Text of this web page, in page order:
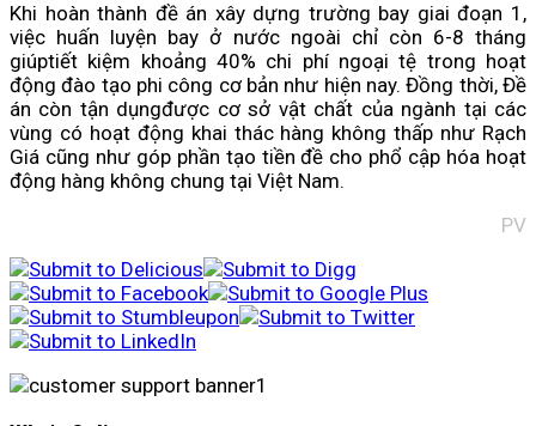
Khi hoàn thành đề án xây dựng trường bay giai đoạn 1,
việc huấn luyện bay ở nước ngoài chỉ còn 6-8 tháng
giúptiết kiệm khoảng 40% chi phí ngoại tệ trong hoạt
động đào tạo phi công cơ bản như hiện nay. Đồng thời, Đề
án còn tận dụngđược cơ sở vật chất của ngành tại các
vùng có hoạt động khai thác hàng không thấp như Rạch
Giá cũng như góp phần tạo tiền đề cho phổ cập hóa hoạt
động hàng không chung tại Việt Nam.
PV